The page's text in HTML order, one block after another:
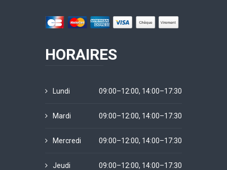
HORAIRES
Lundi 09:00–12:00, 14:00–17:30
Mardi 09:00–12:00, 14:00–17:30
Mercredi 09:00–12:00, 14:00–17:30
Jeudi 09:00–12:00, 14:00–17:30